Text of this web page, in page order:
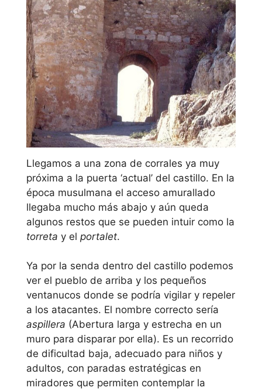
Llegamos a una zona de corrales ya muy
próxima a la puerta ‘actual’ del castillo. En la
época musulmana el acceso amurallado
llegaba mucho más abajo y aún queda
algunos restos que se pueden intuir como la
torreta y el portalet.
Ya por la senda dentro del castillo podemos
ver el pueblo de arriba y los pequeños
ventanucos donde se podría vigilar y repeler
a los atacantes. El nombre correcto sería
aspillera (Abertura larga y estrecha en un
muro para disparar por ella). Es un recorrido
de dificultad baja, adecuado para niños y
adultos, con paradas estratégicas en
miradores que permiten contemplar la